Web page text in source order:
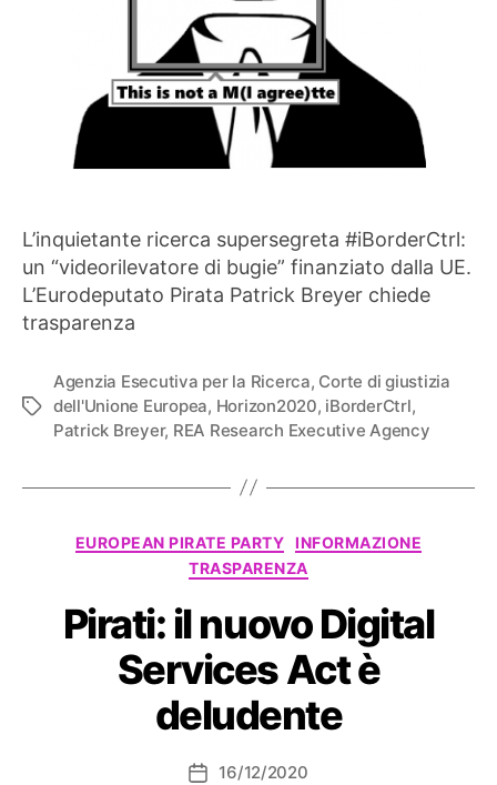
L’inquietante ricerca supersegreta #iBorderCtrl:
un “videorilevatore di bugie” finanziato dalla UE.
L’Eurodeputato Pirata Patrick Breyer chiede
trasparenza
Tag
Agenzia Esecutiva per la Ricerca, Corte di giustizia
dell'Unione Europea, Horizon2020, iBorderCtrl,
Patrick Breyer, REA Research Executive Agency
Categorie
EUROPEAN PIRATE PARTY
INFORMAZIONE
TRASPARENZA
Pirati: il nuovo Digital
Services Act è
deludente
Data16/12/2020